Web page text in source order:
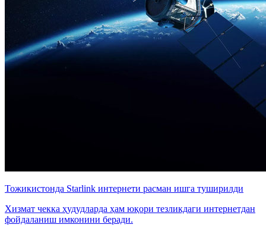
Тожикистонда Starlink интернети расман ишга туширилди
Хизмат чекка ҳудудларда ҳам юқори тезликдаги интернетдан
фойдаланиш имконини беради.